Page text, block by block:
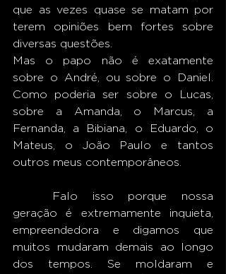
que as vezes quase se matam por
terem opiniões bem fortes sobre
diversas questões.
Mas o papo não é exatamente
sobre o André, ou sobre o Daniel.
Como poderia ser sobre o Lucas,
sobre a Amanda, o Marcus, a
Fernanda, a Bibiana, o Eduardo, o
Mateus, o João Paulo e tantos
outros meus contemporâneos.
geração é extremamente inquieta,
empreendedora e digamos que
muitos mudaram demais ao longo
dos tempos. Se moldaram e